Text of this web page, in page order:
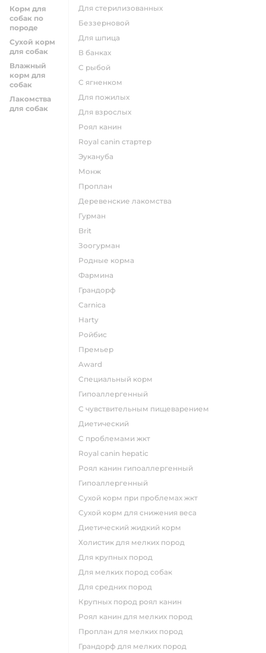
Корм для
собак по
породе
Сухой корм
для собак
Влажный
корм для
собак
Лакомства
для собак
для стерилизованных
беззерновой
для шпица
в банках
с рыбой
с ягненком
для пожилых
для взрослых
роял канин
Royal canin стартер
эукануба
монж
проплан
деревенские лакомства
гурман
brit
зоогурман
родные корма
фармина
грандорф
carnica
harty
ройбис
премьер
award
специальный корм
гипоаллергенный
с чувствительным пищеварением
диетический
с проблемами жкт
royal canin hepatic
роял канин гипоаллергенный
гипоаллергенный
сухой корм при проблемах жкт
сухой корм для снижения веса
диетический жидкий корм
холистик для мелких пород
для крупных пород
для мелких пород собак
для средних пород
крупных пород роял канин
роял канин для мелких пород
проплан для мелких пород
грандорф для мелких пород